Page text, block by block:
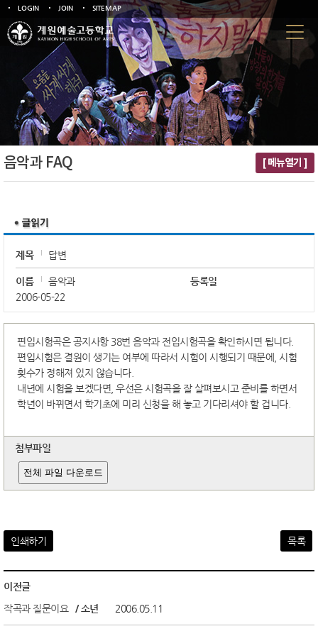
LOGIN JOIN SITEMAP
음악과 FAQ [ 메뉴열기 ]
제목 답변
이름 음악과
등록일
2006-05-22
편입시험곡은 공지사항 38번 음악과 전입시험곡을 확인하시면 됩니다.
편입시험은 결원이 생기는 여부에 따라서 시험이 시행되기 때문에, 시험
횟수가 정해져 있지 않습니다.
내년에 시험을 보겠다면, 우선은 시험곡을 잘 살펴보시고 준비를 하면서
학년이 바뀌면서 학기초에 미리 신청을 해 놓고 기다리셔야 할 겁니다.
첨부파일
전체 파일 다운로드
인쇄하기 목록
이전글
작곡과 질문이요
/ 소년 2006.05.11